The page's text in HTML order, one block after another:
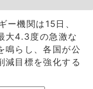
ー機関は15日、
大4.3度の急激な
鳴らし、各国が公
減目標を強化する